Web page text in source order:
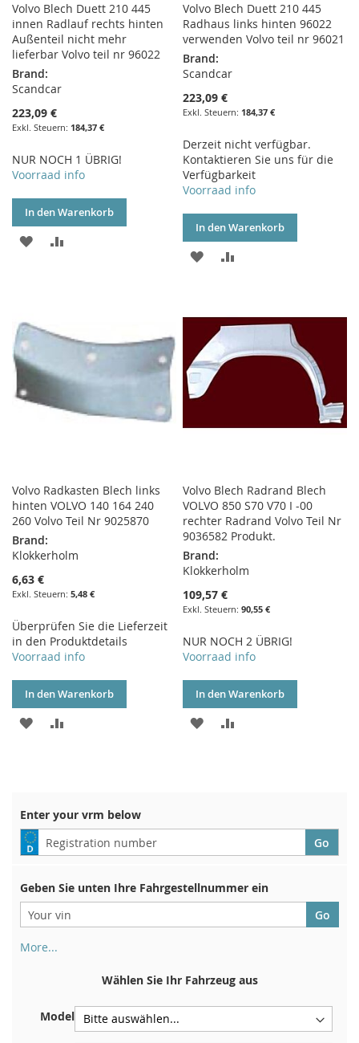
Volvo Blech Duett 210 445
innen Radlauf rechts hinten
Außenteil nicht mehr
lieferbar Volvo teil nr 96022
Brand:
Scandcar
223,09 €
184,37 €
NUR NOCH 1 ÜBRIG!
Voorraad info
In den Warenkorb
ZUR
Volvo Blech Duett 210 445
Radhaus links hinten 96022
verwenden Volvo teil nr 96021
Brand:
Scandcar
223,09 €
184,37 €
Derzeit nicht verfügbar.
Kontaktieren Sie uns für die
Verfügbarkeit
Voorraad info
In den Warenkorb
ZUR
Volvo Radkasten Blech links
hinten VOLVO 140 164 240
260 Volvo Teil Nr 9025870
Brand:
Klokkerholm
6,63 €
5,48 €
Überprüfen Sie die Lieferzeit
in den Produktdetails
Voorraad info
In den Warenkorb
ZUR
Volvo Blech Radrand Blech
VOLVO 850 S70 V70 I -00
rechter Radrand Volvo Teil Nr
9036582 Produkt.
Brand:
Klokkerholm
109,57 €
90,55 €
NUR NOCH 2 ÜBRIG!
Voorraad info
In den Warenkorb
ZUR
Enter your vrm below
Geben Sie unten Ihre Fahrgestellnummer ein
More...
Zulassungsbescheinigung. Und auch im Auto
Auf der Bodenplatte für den rechten Vordersitz
Zentrieren Sie es an der Trennwand unter der Haube
Wählen Sie Ihr Fahrzeug aus
Model